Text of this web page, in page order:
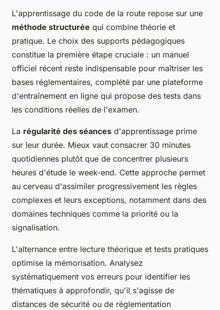
L'apprentissage du code de la route repose sur une
méthode structurée qui combine théorie et
pratique. Le choix des supports pédagogiques
constitue la première étape cruciale : un manuel
officiel récent reste indispensable pour maîtriser les
bases réglementaires, complété par une plateforme
d'entraînement en ligne qui propose des tests dans
les conditions réelles de l'examen.
La régularité des séances d'apprentissage prime
sur leur durée. Mieux vaut consacrer 30 minutes
quotidiennes plutôt que de concentrer plusieurs
heures d'étude le week-end. Cette approche permet
au cerveau d'assimiler progressivement les règles
complexes et leurs exceptions, notamment dans des
domaines techniques comme la priorité ou la
signalisation.
L'alternance entre lecture théorique et tests pratiques
optimise la mémorisation. Analysez
systématiquement vos erreurs pour identifier les
thématiques à approfondir, qu'il s'agisse de
distances de sécurité ou de réglementation